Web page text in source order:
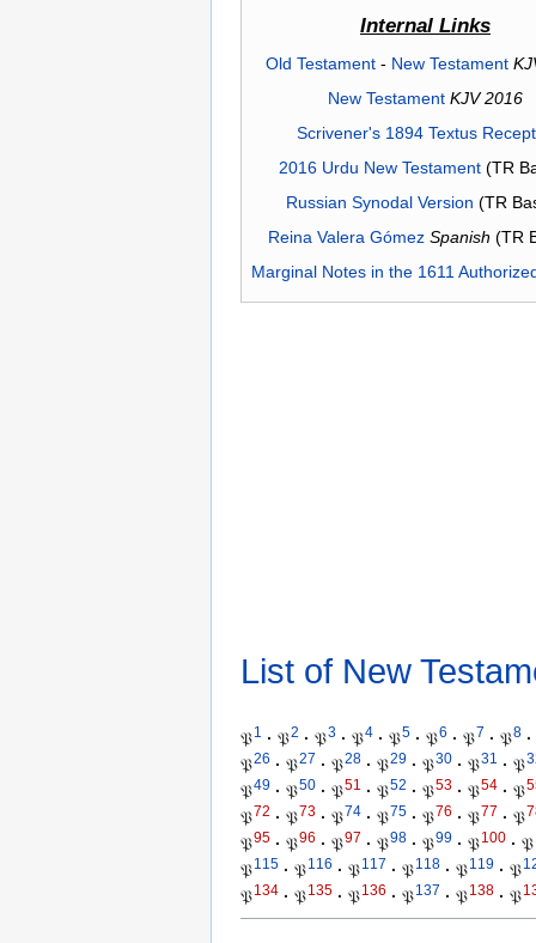
Internal Links
Old Testament- New Testament
New Testament KJV 2016
Scrivener's 1894 Textus
2016 Urdu New Testament(TR
Russian Synodal Version (TR
Reina Valera Gómez Spanish (TR
Marginal Notes in the 1611
List of New
𝔓1 · 𝔓2 · 𝔓3 · 𝔓4 · 𝔓5 · 𝔓6 · 𝔓7 · 𝔓8 ·
𝔓26 · 𝔓27 · 𝔓28 · 𝔓29 · 𝔓30 · 𝔓31 · 𝔓
𝔓49 · 𝔓50 · 𝔓51 · 𝔓52 · 𝔓53 · 𝔓54 · 𝔓
𝔓72 · 𝔓73 · 𝔓74 · 𝔓75 · 𝔓76 · 𝔓77 · 𝔓
𝔓95 · 𝔓96 · 𝔓97 · 𝔓98 · 𝔓99 · 𝔓100 · 𝔓
𝔓115 · 𝔓116 · 𝔓117 · 𝔓118 · 𝔓119 · 𝔓
𝔓134 · 𝔓135 · 𝔓136 · 𝔓137 · 𝔓138 · 𝔓